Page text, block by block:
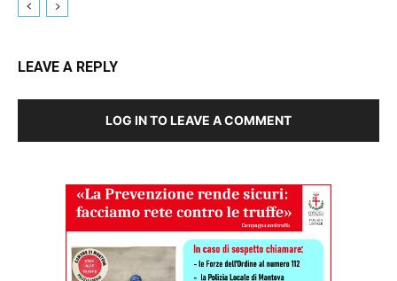
LEAVE A REPLY
LOG IN TO LEAVE A COMMENT